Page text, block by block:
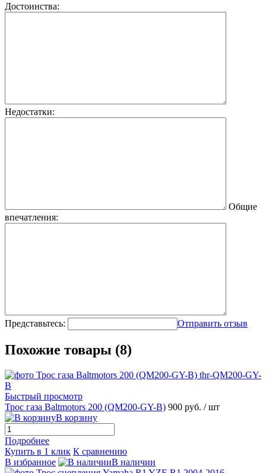
Достоинства:
Недостатки:
Общие
впечатления:
Представьтесь: Отправить отзыв
Похожие товары (8)
Быстрый просмотр
Трос газа Baltmotors 200 (QM200-GY-B) 900 руб. / шт
В корзину
Подробнее
Купить в 1 клик К сравнению
В избранное
В наличии